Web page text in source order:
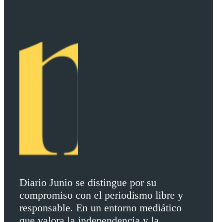
Diario Junio se distingue por su
compromiso con el periodismo libre y
responsable. En un entorno mediático